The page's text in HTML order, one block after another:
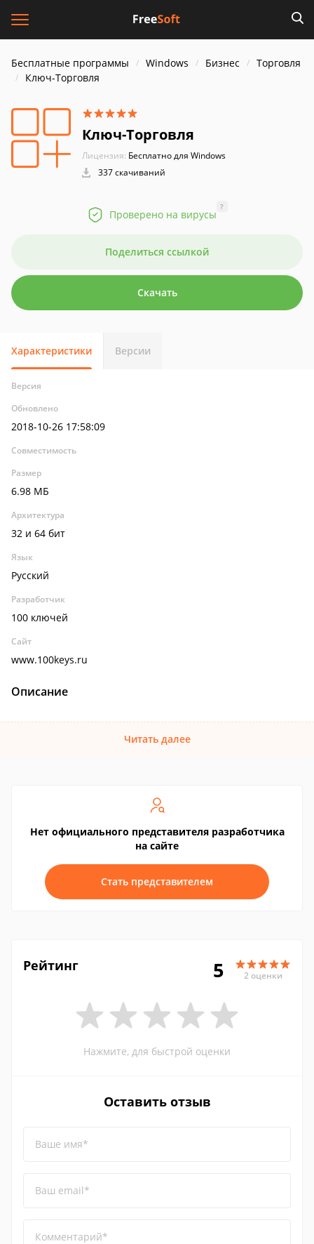
Бесплатные программы Windows Бизнес
Торговля
Ключ-Торговля
Ключ-Торговля
Лицензия: Бесплатно для Windows
337 скачиваний
Проверено на вирусы
?
Поделиться ссылкой
Скачать
Характеристики Версии
Версия
Обновлено
2018-10-26 17:58:09
Совместимость
Размер
6.98 МБ
Архитектура
32 и 64 бит
Язык
Русский
Разработчик
100 ключей
Сайт
www.100keys.ru
Описание
Читать далее
Нет официального представителя разработчика
на сайте
Стать представителем
Рейтинг 5 2 оценки
Нажмите, для быстрой оценки
Оставить отзыв
Ваше имя*
Ваш email*
Комментарий*